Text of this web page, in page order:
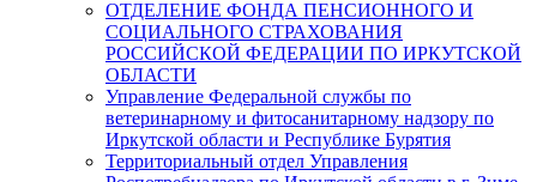
ОТДЕЛЕНИЕ ФОНДА ПЕНСИОННОГО И
СОЦИАЛЬНОГО СТРАХОВАНИЯ
РОССИЙСКОЙ ФЕДЕРАЦИИ ПО ИРКУТСКОЙ
ОБЛАСТИ
Управление Федеральной службы по
ветеринарному и фитосанитарному надзору по
Иркутской области и Республике Бурятия
Территориальный отдел Управления